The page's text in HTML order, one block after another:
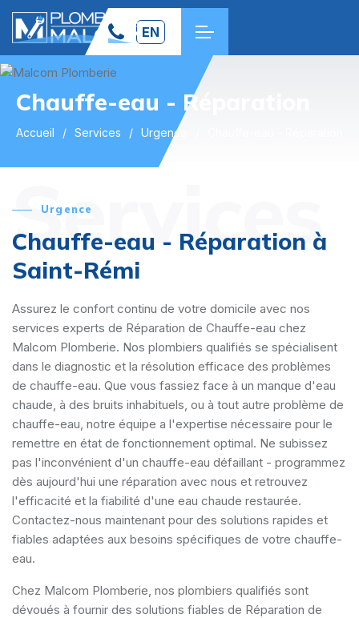
EN
Chauffe-eau - Réparation
Accueil Services Urgence
Services
Urgence
Chauffe-eau - Réparation à
Saint-Rémi
Assurez le confort continu de votre domicile avec nos
services experts de Réparation de Chauffe-eau chez
Malcom Plomberie. Nos plombiers qualifiés se spécialisent
dans le diagnostic et la résolution efficace des problèmes
de chauffe-eau. Que vous fassiez face à un manque d'eau
chaude, à des bruits inhabituels, ou à tout autre problème de
chauffe-eau, notre équipe a l'expertise nécessaire pour le
remettre en état de fonctionnement optimal. Ne subissez
pas l'inconvénient d'un chauffe-eau défaillant - programmez
dès aujourd'hui une réparation avec nous et retrouvez
l'efficacité et la fiabilité d'une eau chaude restaurée.
Contactez-nous maintenant pour des solutions rapides et
fiables adaptées aux besoins spécifiques de votre chauffe-
eau.
Chez Malcom Plomberie, nos plombiers qualifiés sont
dévoués à fournir des solutions fiables de Réparation de